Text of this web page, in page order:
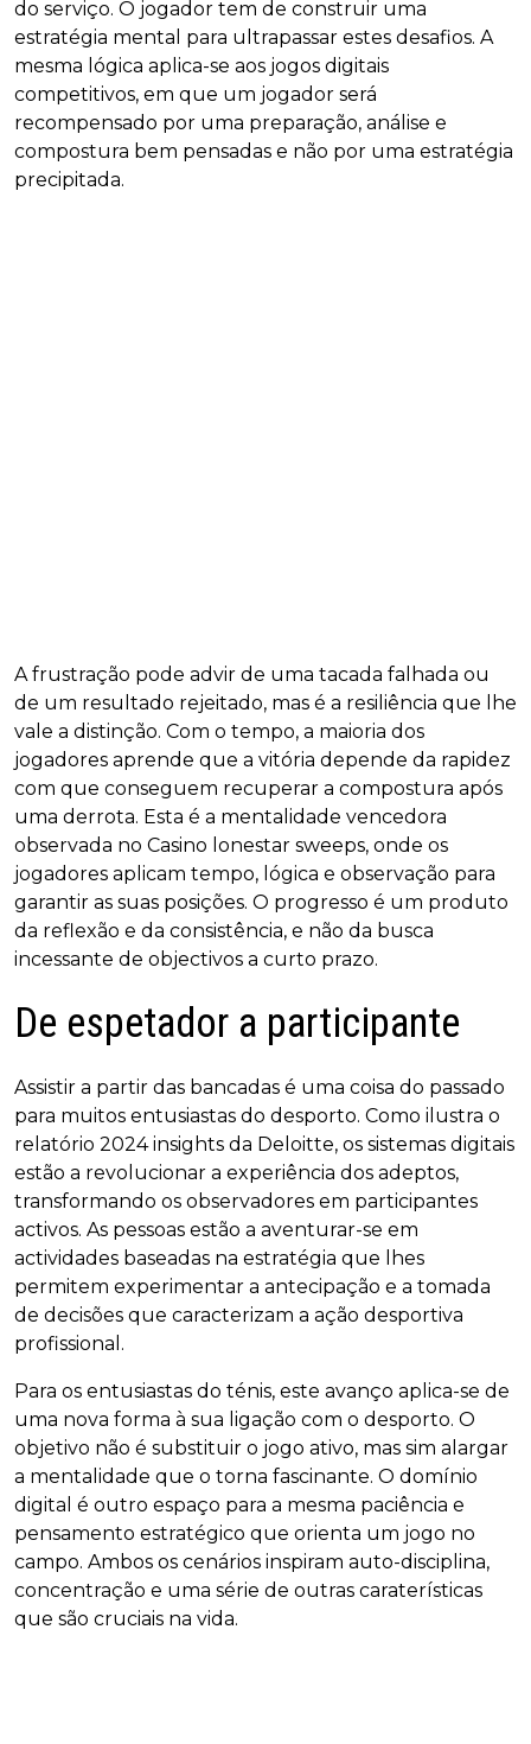
do serviço. O jogador tem de construir uma
estratégia mental para ultrapassar estes desafios. A
mesma lógica aplica-se aos jogos digitais
competitivos, em que um jogador será
recompensado por uma preparação, análise e
compostura bem pensadas e não por uma estratégia
precipitada.
A frustração pode advir de uma tacada falhada ou
de um resultado rejeitado, mas é a resiliência que lhe
vale a distinção. Com o tempo, a maioria dos
jogadores aprende que a vitória depende da rapidez
com que conseguem recuperar a compostura após
uma derrota. Esta é a mentalidade vencedora
observada no Casino lonestar sweeps, onde os
jogadores aplicam tempo, lógica e observação para
garantir as suas posições. O progresso é um produto
da reflexão e da consistência, e não da busca
incessante de objectivos a curto prazo.
De espetador a participante
Assistir a partir das bancadas é uma coisa do passado
para muitos entusiastas do desporto. Como ilustra o
relatório 2024 insights da Deloitte, os sistemas digitais
estão a revolucionar a experiência dos adeptos,
transformando os observadores em participantes
activos. As pessoas estão a aventurar-se em
actividades baseadas na estratégia que lhes
permitem experimentar a antecipação e a tomada
de decisões que caracterizam a ação desportiva
profissional.
Para os entusiastas do ténis, este avanço aplica-se de
uma nova forma à sua ligação com o desporto. O
objetivo não é substituir o jogo ativo, mas sim alargar
a mentalidade que o torna fascinante. O domínio
digital é outro espaço para a mesma paciência e
pensamento estratégico que orienta um jogo no
campo. Ambos os cenários inspiram auto-disciplina,
concentração e uma série de outras caraterísticas
que são cruciais na vida.